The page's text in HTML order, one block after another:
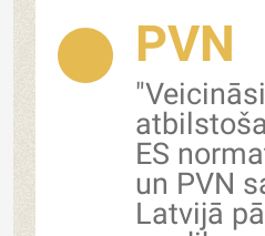
PVN
ES
un PVN
Latvijā